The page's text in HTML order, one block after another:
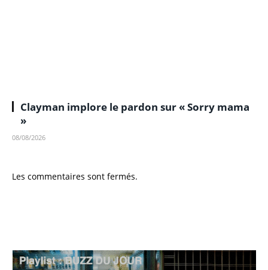
Clayman implore le pardon sur « Sorry mama
»
08/08/2026
Les commentaires sont fermés.